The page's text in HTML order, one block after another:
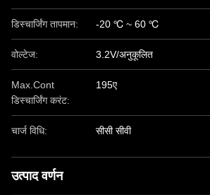
डिस्चार्जिंग तापमान: -20 ℃ ~ 60 ℃
वोल्टेज: 3.2V/अनुकूलित
Max.Cont
डिस्चार्जिंग करंट:
195ए
चार्ज विधि: सीसी सीवी
उत्पाद वर्णन